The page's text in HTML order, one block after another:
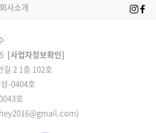
회사소개
[사업자정보확인]
길 2 1층 102호
-0404호
호